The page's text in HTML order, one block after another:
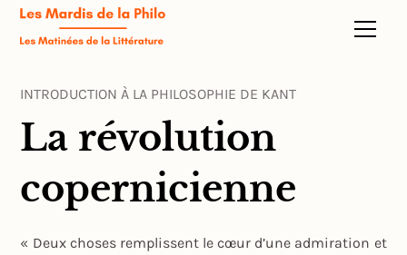
INTRODUCTION À LA PHILOSOPHIE DE KANT
La révolution
copernicienne
« Deux choses remplissent le cœur d’une admiration et